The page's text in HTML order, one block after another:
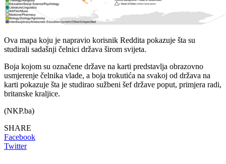
Ova mapa koju je napravio korisnik Reddita pokazuje šta su
studirali sadašnji čelnici država širom svijeta.
Boja kojom su označene države na karti predstavlja obrazovno
usmjerenje čelnika vlade, a boja trokutića na svakoj od država na
karti pokazuje šta je studirao sužbeni šef države poput, primjera radi,
britanske kraljice.
(NKP.ba)
SHARE
Facebook
Twitter